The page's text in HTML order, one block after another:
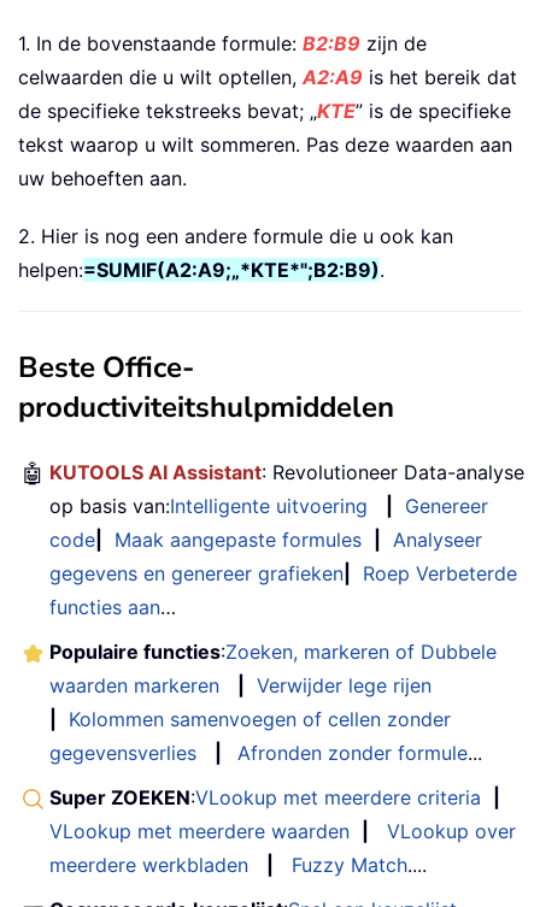
1. In de bovenstaande formule: B2:B9 zijn de
celwaarden die u wilt optellen, A2:A9 is het bereik dat
de specifieke tekstreeks bevat; „KTE” is de specifieke
tekst waarop u wilt sommeren. Pas deze waarden aan
uw behoeften aan.
2. Hier is nog een andere formule die u ook kan
helpen:=SUMIF(A2:A9;„*KTE*";B2:B9).
Beste Office-
productiviteitshulpmiddelen
🤖 KUTOOLS AI Assistant: Revolutioneer Data-analyse
op basis van:Intelligente uitvoering
Genereer
code
Maak aangepaste formules
Analyseer
gegevens en genereer grafieken
Roep Verbeterde
functies aan…
Populaire functies:Zoeken, markeren of Dubbele
waarden markeren
Verwijder lege rijen
Kolommen samenvoegen of cellen zonder
gegevensverlies
Afronden zonder formule...
Super ZOEKEN:VLookup met meerdere criteria
VLookup met meerdere waarden
VLookup over
meerdere werkbladen
Fuzzy Match....